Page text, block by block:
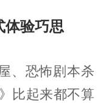
体验巧思
、恐怖剧本杀
比起来都不算